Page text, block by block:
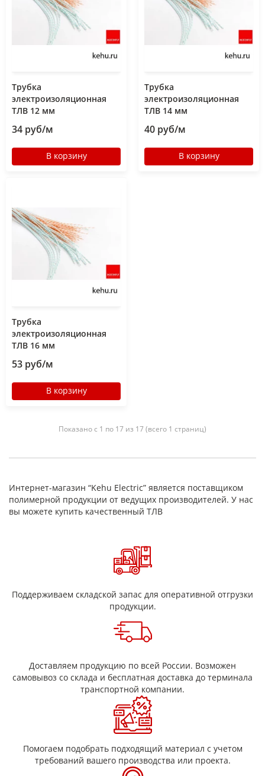
Трубка
электроизоляционная
ТЛВ 12 мм
34 руб/м
В корзину
Трубка
электроизоляционная
ТЛВ 14 мм
40 руб/м
В корзину
Трубка
электроизоляционная
ТЛВ 16 мм
53 руб/м
В корзину
Показано с 1 по 17 из 17 (всего 1 страниц)
Интернет-магазин “Kehu Electric” является поставщиком
полимерной продукции от ведущих производителей. У нас
вы можете купить качественный ТЛВ
Поддерживаем складской запас для оперативной отгрузки
продукции.
Доставляем продукцию по всей России. Возможен
самовывоз со склада и бесплатная доставка до терминала
транспортной компании.
Помогаем подобрать подходящий материал с учетом
требований вашего производства или проекта.